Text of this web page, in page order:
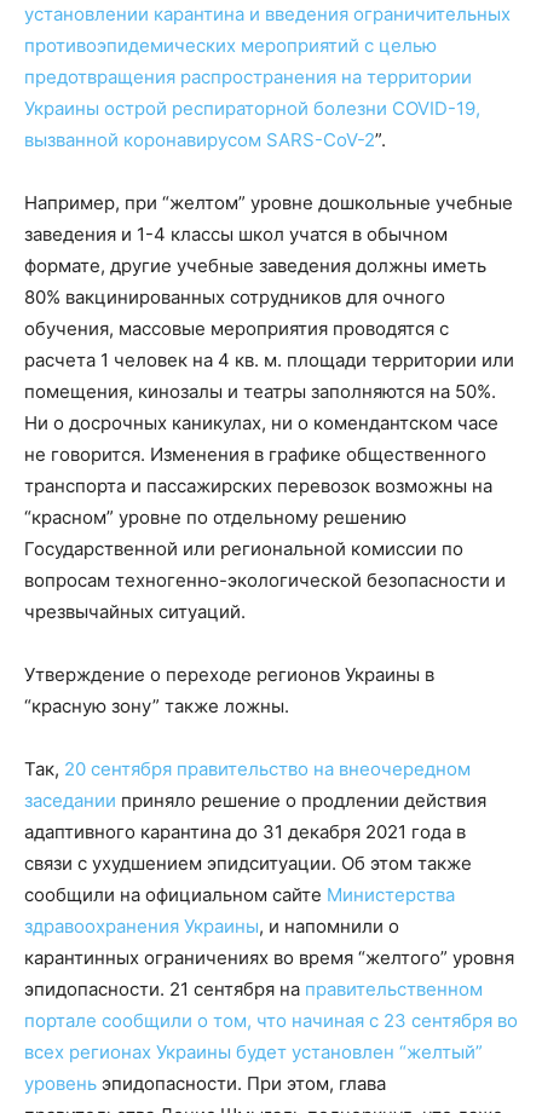
установлении карантина и введения ограничительных
противоэпидемических мероприятий с целью
предотвращения распространения на территории
Украины острой респираторной болезни COVID-19,
вызванной коронавирусом SARS-CoV-2”.
Например, при “желтом” уровне дошкольные учебные
заведения и 1-4 классы школ учатся в обычном
формате, другие учебные заведения должны иметь
80% вакцинированных сотрудников для очного
обучения, массовые мероприятия проводятся с
расчета 1 человек на 4 кв. м. площади территории или
помещения, кинозалы и театры заполняются на 50%.
Ни о досрочных каникулах, ни о комендантском часе
не говорится. Изменения в графике общественного
транспорта и пассажирских перевозок возможны на
“красном” уровне по отдельному решению
Государственной или региональной комиссии по
вопросам техногенно-экологической безопасности и
чрезвычайных ситуаций.
Утверждение о переходе регионов Украины в
“красную зону” также ложны.
Так, 20 сентября правительство на внеочередном
заседании приняло решение о продлении действия
адаптивного карантина до 31 декабря 2021 года в
связи с ухудшением эпидситуации. Об этом также
сообщили на официальном сайте Министерства
здравоохранения Украины, и напомнили о
карантинных ограничениях во время “желтого” уровня
эпидопасности. 21 сентября на правительственном
портале сообщили о том, что начиная с 23 сентября во
всех регионах Украины будет установлен “желтый”
уровень эпидопасности. При этом, глава